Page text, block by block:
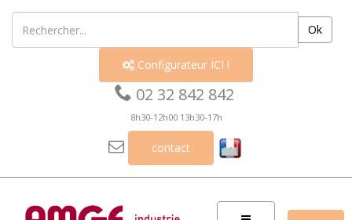
Ok
 Configurateur ICI !
 02 32 842 842
8h30-12h00 13h30-17h
 contact